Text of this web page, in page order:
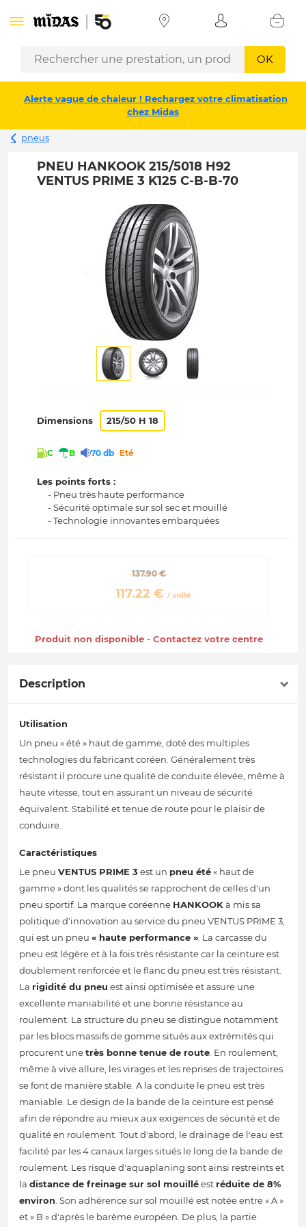
OK
Alerte vague de chaleur ! Rechargez votre climatisation
chez Midas
pneus
PNEU HANKOOK 215/5018 H92
VENTUS PRIME 3 K125 C-B-B-70
Dimensions 215/50 H 18
C B 70 db Eté
Les points forts :
- Pneu très haute performance
- Sécurité optimale sur sol sec et mouillé
- Technologie innovantes embarquées
137.90 €
117.22 € / unité
Produit non disponible - Contactez votre centre
Description
Utilisation
Un pneu « été » haut de gamme, doté des multiples
technologies du fabricant coréen. Généralement très
résistant il procure une qualité de conduite élevée, même à
haute vitesse, tout en assurant un niveau de sécurité
équivalent. Stabilité et tenue de route pour le plaisir de
conduire.
Caractéristiques
Le pneu VENTUS PRIME 3est un pneu été« haut de
gamme » dont les qualités se rapprochent de celles d'un
pneu sportif. La marque coréenne HANKOOKà mis sa
politique d'innovation au service du pneu VENTUS PRIME 3,
qui est un pneu « haute performance ». La carcasse du
pneu est légère et à la fois très résistante car la ceinture est
doublement renforcée et le flanc du pneu est très résistant.
La rigidité du pneu est ainsi optimisée et assure une
excellente maniabilité et une bonne résistance au
roulement. La structure du pneu se distingue notamment
par les blocs massifs de gomme situés aux extrémités qui
procurent unetrès bonne tenue de route. En roulement,
même à vive allure, les virages et les reprises de trajectoires
se font de manière stable. A la conduite le pneu est très
maniable. Le design de la bande de la ceinture est pensé
afin de répondre au mieux aux exigences de sécurité et de
qualité en roulement. Tout d'abord, le drainage de l'eau est
facilité par les 4 canaux larges situés le long de la bande de
roulement. Les risque d'aquaplaning sont ainsi restreints et
la distance de freinage sur sol mouilléest réduite de 8%
environ. Son adhérence sur sol mouillé est notée entre « A »
et « B » d'après le barème européen. De plus, la partie